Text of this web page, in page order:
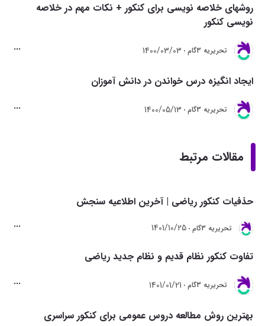
روشهای خلاصه نویسی برای کنکور + نکات مهم در خلاصه
نویسی کنکور
تحريريه 3گام 1400/03/03
ایجاد انگیزه درس خواندن در دانش آموزان
تحريريه 3گام 1400/05/13
مقالات مرتبط
حذفیات کنکور ریاضی | آخرین اطلاعیه سنجش
تحريريه 3گام 1401/10/25
تفاوت کنکور نظام قدیم و نظام جدید ریاضی
تحريريه 3گام 1401/01/21
بهترین روش مطالعه دروس عمومی برای کنکور سراسری